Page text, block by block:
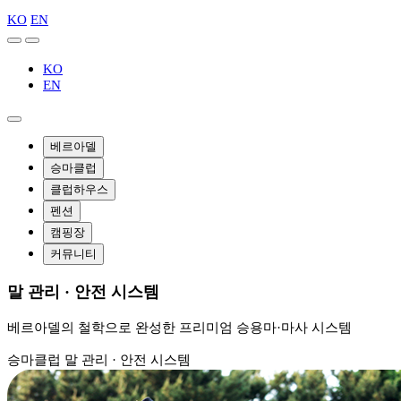
KO EN
KO
EN
베르아델
승마클럽
클럽하우스
펜션
캠핑장
커뮤니티
말 관리 · 안전 시스템
베르아델의 철학으로 완성한 프리미엄 승용마·마사 시스템
승마클럽 말 관리 · 안전 시스템